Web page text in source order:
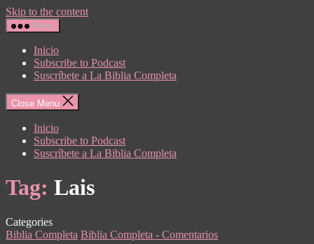
Skip to the content
Menu
Inicio
Subscribe to Podcast
Suscríbete a La Biblia Completa
Close Menu
Inicio
Subscribe to Podcast
Suscríbete a La Biblia Completa
Tag: Lais
Categories
Biblia Completa Biblia Completa - Comentarios